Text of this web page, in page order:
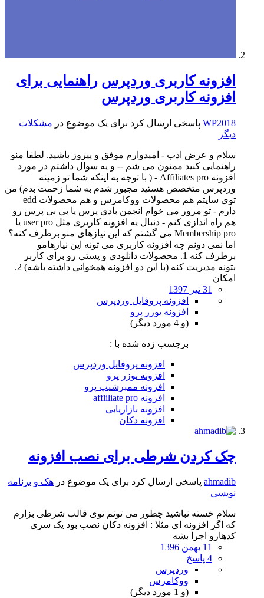
افزونه کاربری وردپرس راهنمایی برای
افزونه کاربری وردپرس
WP2018 پاسخی ارسال کرد برای یک موضوع در مشکلات
دیگر
سلام و عرض ادب - امیدوارم موفق و پیروز باشید. لطفا منو
راهنمایی کنید ممنون می شم -- و یه سوال داشتم در مورد
افزونه Affiliates pro - ( با توجه به اینکه شما تو زمینه
وردپرس متخصص هستید مجبور شدم به شما زحمت بدم) من
توی سایتم هم محصولات ووکامرس و هم محصولات edd
دارم - تو مرور می خوام انجمن بادی پرس یا بی بی پرس رو
هم راه اندازی کنم - دنبال یه افزونه کاربری مثل user pro یا
Membership pro می گشتم که این نیازهای منو برطرف کنه؟
اما نمی دونم چه افزونه کاربری می تونه این نیازهامو
برطرف کنه 1. محصولات دانلودی و پستی رو برای کاربر
بتونه مدیریت کنه (با این دو افزونه همخوانی داشته باشه) 2.
امکان
31 تیر 1397
افزونه پروفایل وردپرس
افزونه یوزر پرو
(و 4 مورد دیگر)
برچسب زده شده با :
افزونه پروفایل وردپرس
افزونه یوزر پرو
افزونه ممبرشیپ پرو
افزونه affliliate pro
افزونه بازاریابی
افزونه دکان
چک کردن شرطی برای نصب افزونه
ahmadib پاسخی ارسال کرد برای یک موضوع در هک و برنامه
نویسی
سلام خسته نباشید چطور می تونم توی قالب شرطی بزارم
که اگر افزونه ای مثلا : افزونه دکان نصب بود یک سری
کدهارو اجرا بشه
11 بهمن 1396
4 پاسخ
وردپرس
ووکامرس
(و 1 مورد دیگر)